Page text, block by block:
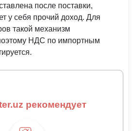
после поставки,
у себя прочий доход. Для
такой механизм
НДС по импортным
рекомендует